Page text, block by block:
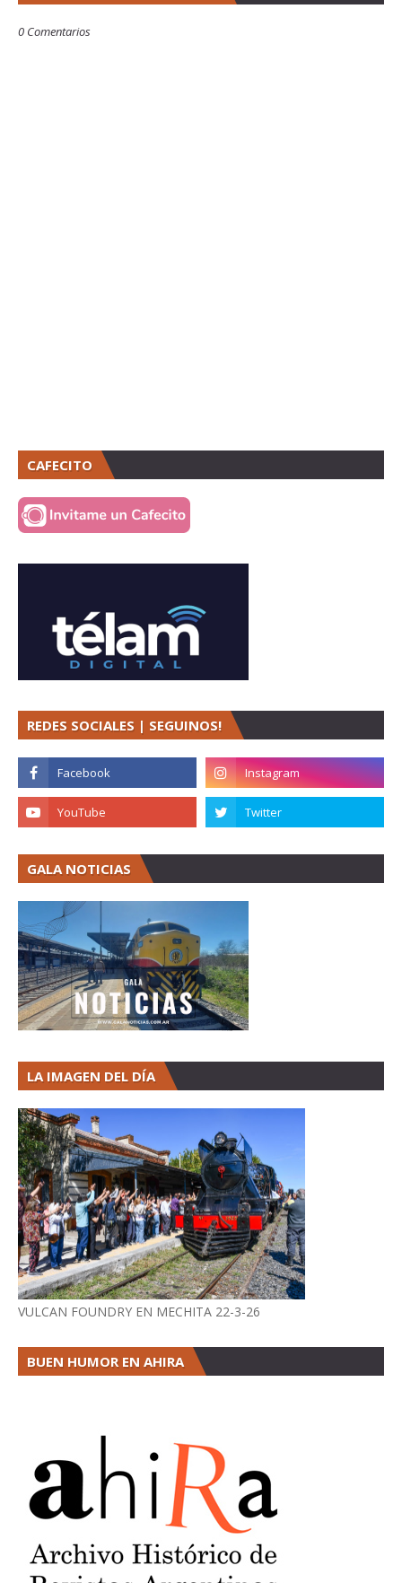
0 Comentarios
CAFECITO
REDES SOCIALES | SEGUINOS!
GALA NOTICIAS
LA IMAGEN DEL DÍA
VULCAN FOUNDRY EN MECHITA 22-3-26
BUEN HUMOR EN AHIRA